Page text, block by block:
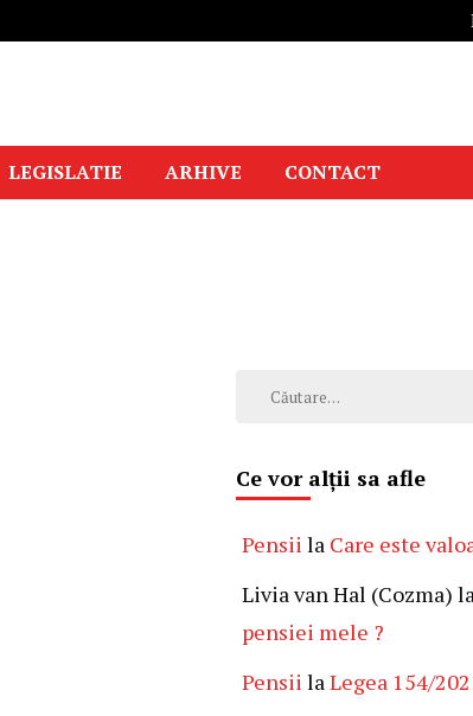
LEGISLATIE ARHIVE CONTACT
Caută
Ce vor alții sa afle
Pensii la Care este
Livia van Hal (Cozma)
pensiei mele ?
Pensii laLegea 154/